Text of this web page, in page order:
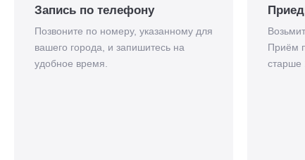
Запись по телефону
Позвоните по номеру, указанному для
вашего города, и запишитесь на
удобное время.
Приём
старше